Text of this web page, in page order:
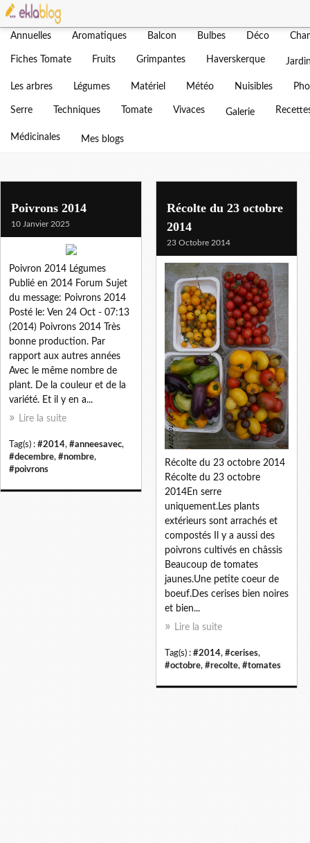
Blog d'un jardin
Vous trouverez ici tout sur
Actualités
Annuelles Aromatiques Balcon Bulbes Déco
Fiches Tomate Fruits Grimpantes Haverskerque
Les arbres Légumes Matériel Météo Nuisibles
Serre Techniques Tomate Vivaces Galerie
Médicinales Mes blogs
2014
Poivrons 2014
10 Janvier 2025
Poivron 2014 Légumes
Publié en 2014 Forum Sujet
du message: Poivrons 2014
Posté le: Ven 24 Oct - 07:13
(2014) Poivrons 2014 Très
bonne production. Par
rapport aux autres années
Avec le même nombre de
plant. De la couleur et de la
variété. Et il y en a...
Lire la suite
Tag(s) : #2014, #anneesavec,
#decembre, #nombre,
#poivrons
Récolte du 23 octobre
2014
23 Octobre 2014
Récolte du 23 octobre 2014
Récolte du 23 octobre
2014En serre
uniquement.Les plants
extérieurs sont arrachés et
compostés Il y a aussi des
poivrons cultivés en châssis
Beaucoup de tomates
jaunes.Une petite coeur de
boeuf.Des cerises bien noires
et bien...
Lire la suite
Tag(s) : #2014, #cerises,
#octobre, #recolte, #tomates